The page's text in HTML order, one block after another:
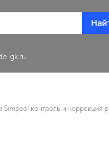
gk.ru
контроль и коррекция